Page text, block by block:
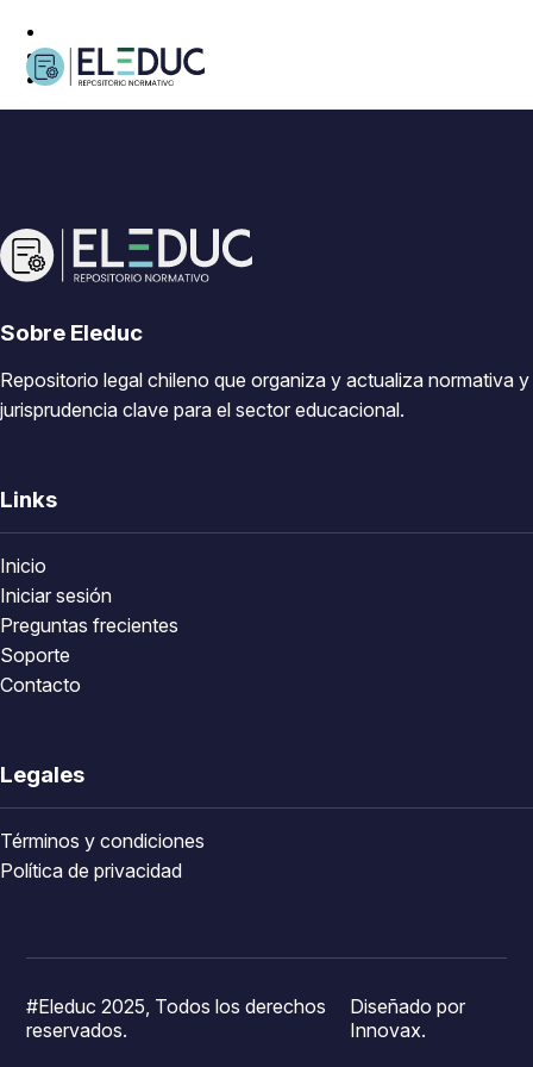
Sobre Eleduc
Repositorio legal chileno que organiza y actualiza normativa y
jurisprudencia clave para el sector educacional.
Links
Inicio
Iniciar sesión
Preguntas frecientes
Soporte
Contacto
Legales
Términos y condiciones
Política de privacidad
#Eleduc 2025, Todos los derechos
reservados.
Diseñado por
Innovax.